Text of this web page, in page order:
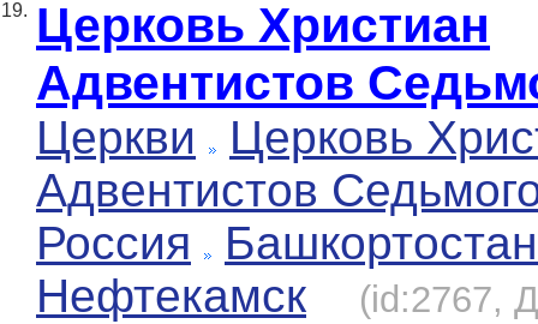
19. Церковь Христиан
Адвентистов
Церкви
Церковь
Адвентистов
Россия
Башкортостан
Нефтекамск
(id:2767,